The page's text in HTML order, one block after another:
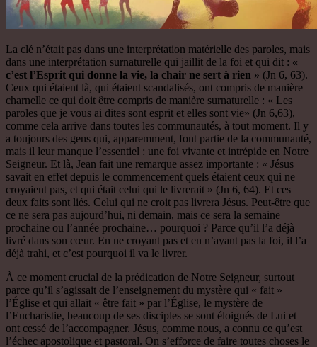
La clé n’était pas dans une interprétation matérielle des paroles, mais
dans une interprétation surnaturelle qui jaillit de la foi et qui dit : «
c’est l’Esprit qui donne la vie, la chair ne sert à rien » (Jn 6, 63).
Ceux qui étaient là, qui étaient scandalisés, ont compris de manière
charnelle ce qui doit être compris de manière surnaturelle : « Les
paroles que je vous ai dites sont esprit et elles sont vie» (Jn 6,63),
comme cela arrive dans toutes les communautés, à tout moment. Il y
a toujours des gens qui, apparemment, font partie de la communauté,
mais il leur manque l’essentiel : une foi vivante et intrépide en Notre
Seigneur. Et là, Jean fait une remarque assez importante : « Jésus
savait en effet depuis le commencement quels étaient ceux qui ne
croyaient pas, et qui était celui qui le livrerait » (Jn 6, 64). Et ces
deux faits sont liés. Celui qui ne croit pas livrera Jésus. Peut-être que
ce ne sera pas aujourd’hui, ni demain, mais ce sera la semaine
prochaine ou l’année prochaine… pourquoi ? Parce qu’il l’a déjà
livré dans son cœur. En ne croyant pas et en n’ayant pas la foi, il l’a
déjà trahi, et c’est pourquoi il va le livrer.
À ce moment crucial de la prédication de Notre Seigneur, surtout
parce qu’il s’agissait de l’enseignement du mystère qui « fait »
l’Église et qui allait « être fait » par l’Église, le mystère de
l’Eucharistie, beaucoup de ses disciples se sont éloignés de Lui et
ont cessé de l’accompagner. Jésus, comme nous, a connu ce qu’est
l’échec apostolique et pastoral. On s’efforce de faire toutes choses le